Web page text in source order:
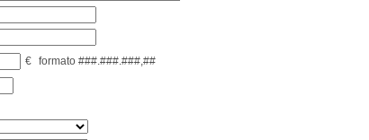
€ formato ###.###.###,##